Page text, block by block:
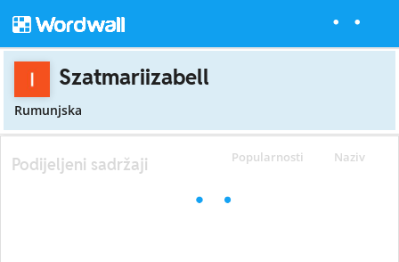
Szatmariizabell
Rumunjska
Popularnosti Naziv
Podijeljeni sadržaji